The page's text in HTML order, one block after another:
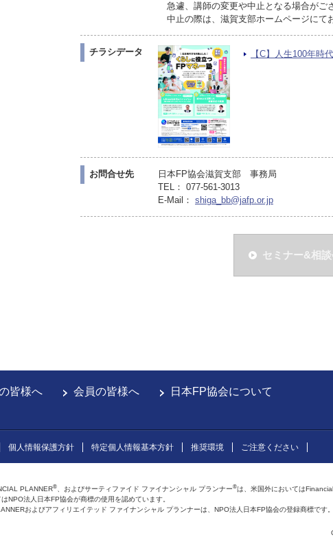
急遽、講師の変更や中止となる場合がご
中止の際は、滋賀支部ホームページにて
チラシデータ 【C】人生100年時
お問合せ先
日本FP協会滋賀支部 事務局
TEL： 077-561-3013
E-Mail： shiga_bb@jafp.or.jp
セミナー&相
皆様へ 会員の皆様へ 日本FP協会について
個人情報保護方針 特定個人情報基本方針 推奨環境 ご注意ください
PLANNER® 、およびサーティファイド ファイナンシャル プランナー®は、米国外においては
NPO法人日本FP協会が商標の使用を認めています。
およびアフィリエイテッド ファイナンシャル プランナーは、NPO法人日本FP協会の登録商標です。